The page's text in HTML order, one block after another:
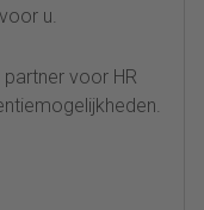
u.
partner voor HR